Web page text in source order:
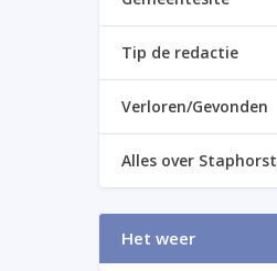
Tip de redactie
Verloren/Gevonden
Alles over Staphorst
Het weer